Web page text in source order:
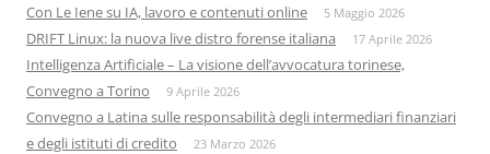
Con Le Iene su IA, lavoro e contenuti online 5 Maggio 2026
DRIFT Linux: la nuova live distro forense italiana 17 Aprile 2026
Intelligenza Artificiale – La visione dell’avvocatura torinese,
Convegno a Torino
9 Aprile 2026
Convegno a Latina sulle responsabilità degli intermediari finanziari
e degli istituti di credito
23 Marzo 2026